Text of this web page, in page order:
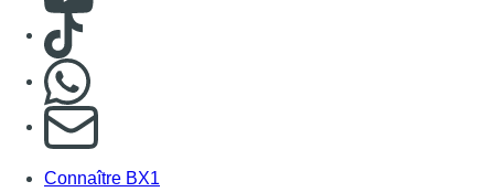
Consulter TikTok
S'abonner à notre newsletter
Connaître BX1